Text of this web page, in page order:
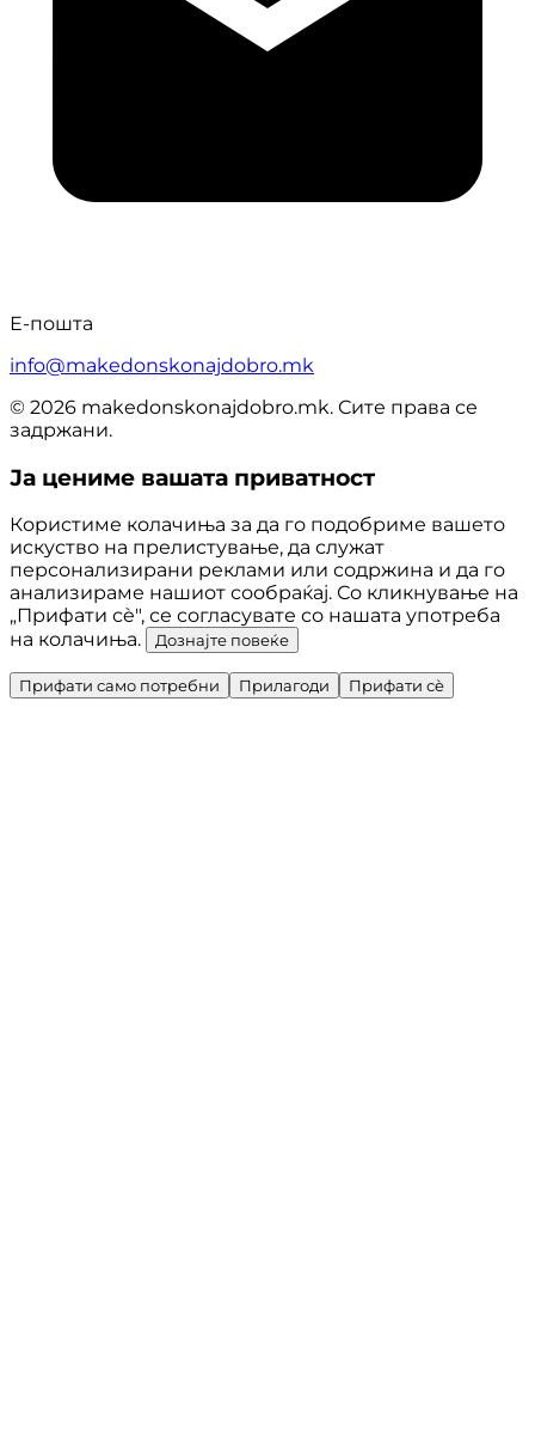
Е-пошта
info@makedonskonajdobro.mk
© 2026 makedonskonajdobro.mk. Сите права се
задржани.
Ја цениме вашата приватност
Користиме колачиња за да го подобриме вашето
искуство на прелистување, да служат
персонализирани реклами или содржина и да го
анализираме нашиот сообраќај. Со кликнување на
„Прифати сè", се согласувате со нашата употреба
на колачиња.
Дознајте повеќе
Прифати само потребни Прилагоди Прифати сè